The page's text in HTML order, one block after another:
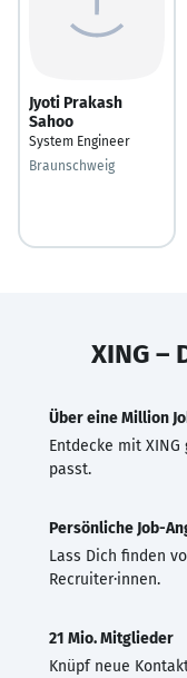
Jyoti Prakash
Sahoo
System Engineer
Braunschweig
XING –
Über eine Million
Entdecke mit
passt.
Persönliche Job-
Lass Dich finden
Recruiter·innen.
21 Mio. Mitglieder
Knüpf neue